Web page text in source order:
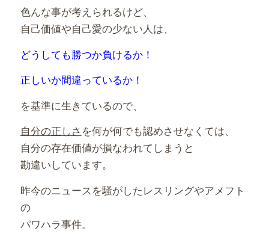
色んな事が考えられるけど、
自己価値や自己愛の少ない人は、
どうしても勝つか負けるか！
正しいか間違っているか！
を基準に生きているので、
自分の正しさ を何が何でも認めさせなくては、
自分の存在価値が損なわれてしまうと
勘違いしています。
昨今のニュースを騒がしたレスリングやアメフト
の
パワハラ事件。